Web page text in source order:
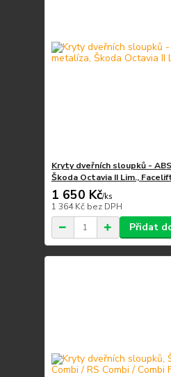
Kryty dveřních sloupků -
Škoda Octavia II Lim.,
1 650 Kč/ks
1 364 Kč bez DPH
Přidat